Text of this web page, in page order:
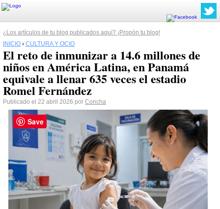
¿Los artículos de tu blog publicados aquí? ¡Propón tu blog!
INICIO › CULTURA Y OCIO
El reto de inmunizar a 14.6 millones de
niños en América Latina, en Panamá
equivale a llenar 635 veces el estadio
Romel Fernández
Publicado el 22 abril 2026 por Concha
Save